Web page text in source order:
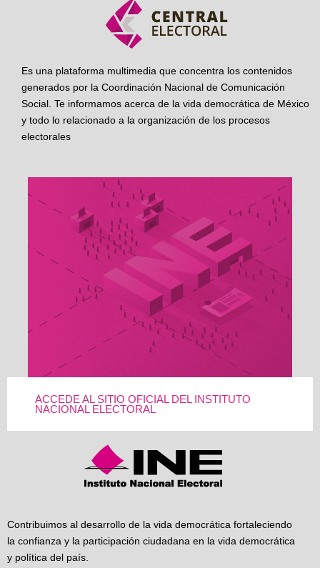
Es una plataforma multimedia que concentra los contenidos
generados por la Coordinación Nacional de Comunicación
Social. Te informamos acerca de la vida democrática de México
y todo lo relacionado a la organización de los procesos
electorales
ACCEDE AL SITIO OFICIAL DEL INSTITUTO
NACIONAL ELECTORAL
Contribuimos al desarrollo de la vida democrática fortaleciendo
la confianza y la participación ciudadana en la vida democrática
y política del país.